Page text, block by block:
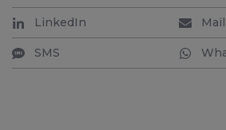
LinkedIn Mail
SMS